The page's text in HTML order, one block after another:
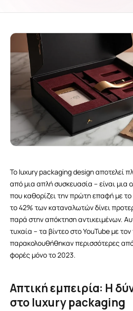
Το luxury packaging design αποτελεί
από μια απλή συσκευασία – είναι μια
που καθορίζει την πρώτη επαφή με
το 42% των καταναλωτών δίνει
παρά στην απόκτηση αντικειμένων.
τυχαία – τα βίντεο στο YouTube με
παρακολουθήθηκαν περισσότερες
φορές μόνο το 2023.
Απτική εμπειρία: Η
στο luxury packaging